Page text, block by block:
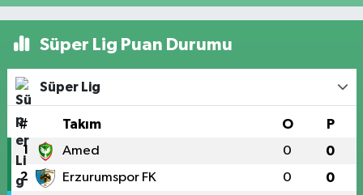
Süper Lig Puan Durumu
Süper Lig
# Takım O P
1 Amed 0 0
2 Erzurumspor FK 0 0